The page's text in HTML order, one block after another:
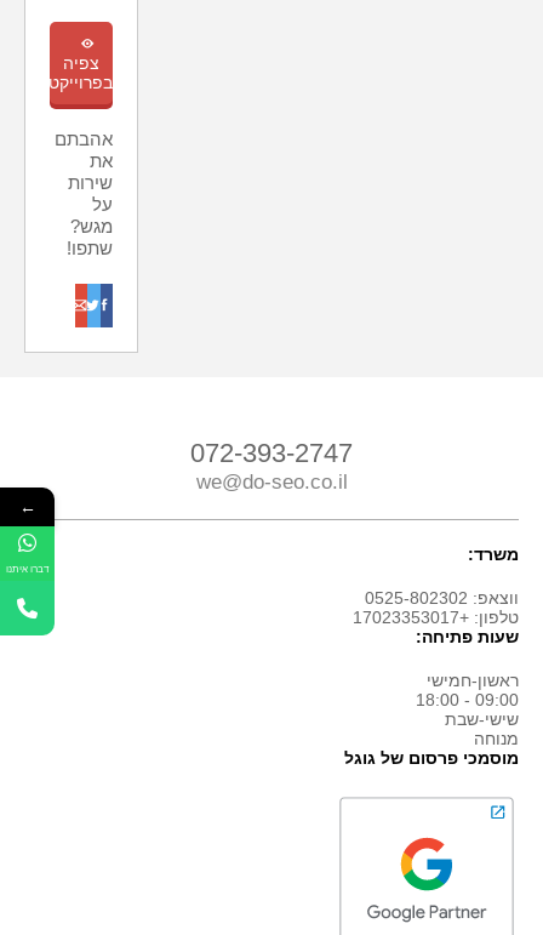
m
צפיה
בפרוייקט
אהבתם
את
שירות
על
מגש?
שתפו!
f
t
o
072-393-2747
we@do-seo.co.il
משרד:
ווצאפ: 0525-802302
טלפון: +17023353017
שעות פתיחה:
ראשון-חמישי
09:00 - 18:00
שישי-שבת
מנוחה
מוסמכי פרסום של גוגל
←
דברו איתנו